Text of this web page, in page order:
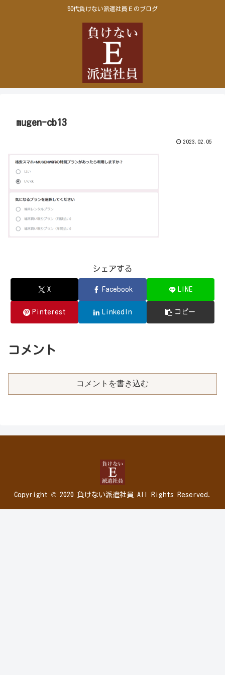
50代負けない派遣社員Ｅのブログ
mugen-cb13
2023.02.05
シェアする
X Facebook LINE
Pinterest LinkedIn コピー
コメント
コメントを書き込む
Copyright © 2020 負けない派遣社員 All Rights Reserved.